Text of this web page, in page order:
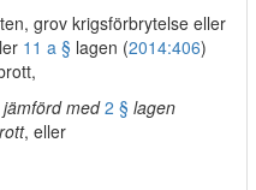
grov krigsförbrytelse eller
11 a § lagen (2014:406)
med2 § lagen
, eller